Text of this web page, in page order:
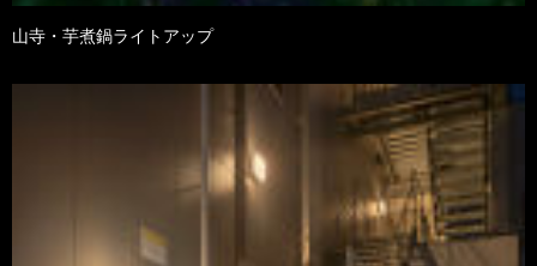
山寺・芋煮鍋ライトアップ